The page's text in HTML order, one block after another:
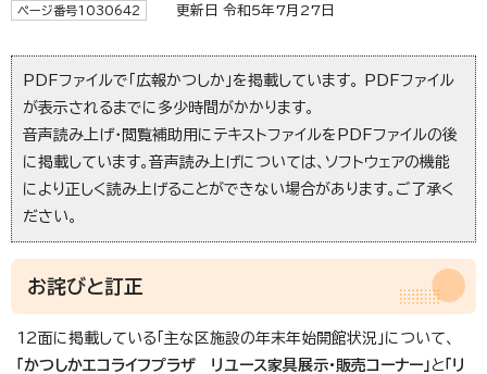
ページ番号1030642 更新日 令和5年7月27日
PDFファイルで「広報かつしか」を掲載しています。 PDFファイル
が表示されるまでに多少時間がかかります。
音声読み上げ・閲覧補助用にテキストファイルをPDFファイルの後
に掲載しています。音声読み上げについては、ソフトウェアの機能
により正しく読み上げることができない場合があります。ご了承く
ださい。
お詫びと訂正
12面に掲載している「主な区施設の年末年始開館状況」について、
「かつしかエコライフプラザ リユース家具展示・販売コーナー」 と 「リ